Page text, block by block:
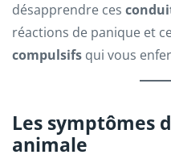
désapprendre ces
réactions de panique et
compulsifs qui vous
Les symptômes
animale